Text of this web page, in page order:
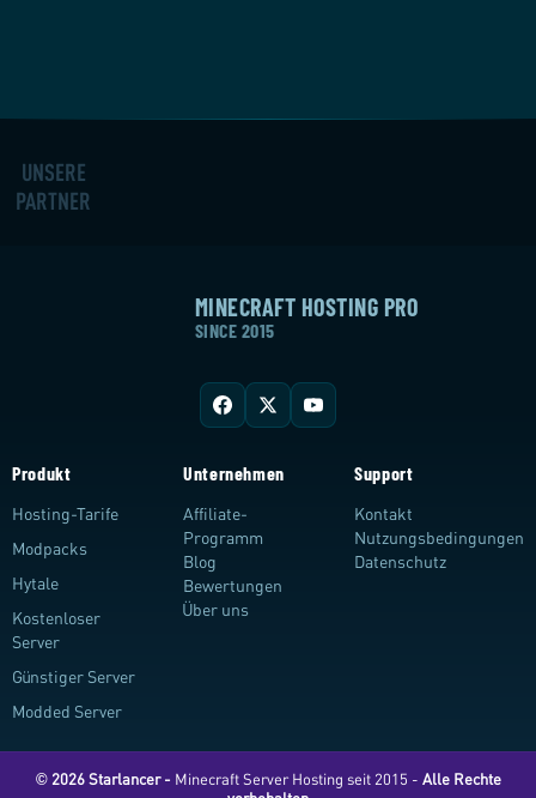
UNSERE
PARTNER
MINECRAFT HOSTING PRO
SINCE 2015
Produkt
Hosting-Tarife
Modpacks
Hytale
Kostenloser
Server
Günstiger Server
Modded Server
Unternehmen
Affiliate-
Programm
Blog
Bewertungen
Über uns
Support
Kontakt
Nutzungsbedingungen
Datenschutz
© 2026 Starlancer - Minecraft Server Hosting seit 2015 - Alle Rechte